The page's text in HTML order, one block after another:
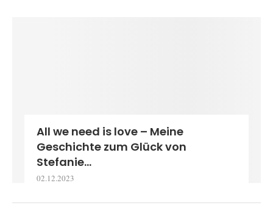
All we need is love – Meine
Geschichte zum Glück von
Stefanie...
02.12.2023